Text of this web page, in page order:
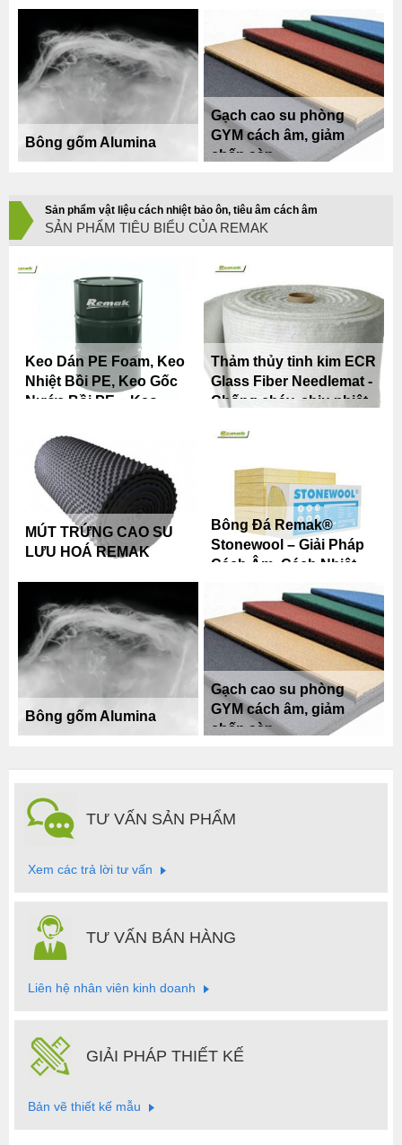
Chống Cháy Kinh Tế
Cho Công Trình
Bông gốm Alumina
Gạch cao su phòng
GYM cách âm, giảm
chấn sàn
Sản phẩm vật liệu cách nhiệt bảo ôn, tiêu âm cách âm
SẢN PHẨM TIÊU BIỂU CỦA REMAK
Keo Dán PE Foam, Keo
Nhiệt Bồi PE, Keo Gốc
Nước Bồi PE – Keo
Cho Máy Tráng Keo
Công Nghiệp
Thảm thủy tinh kim ECR
Glass Fiber Needlemat -
Chống cháy, chịu nhiệt
vượt trội
MÚT TRỨNG CAO SU
LƯU HOÁ REMAK
Bông Đá Remak®
Stonewool – Giải Pháp
Cách Âm, Cách Nhiệt,
Chống Cháy Kinh Tế
Cho Công Trình
Bông gốm Alumina
Gạch cao su phòng
GYM cách âm, giảm
chấn sàn
TƯ VẤN SẢN PHẨM
Xem các trả lời tư vấn
TƯ VẤN BÁN HÀNG
Liên hệ nhân viên kinh doanh
GIẢI PHÁP THIẾT KẾ
Bản vẽ thiết kế mẫu